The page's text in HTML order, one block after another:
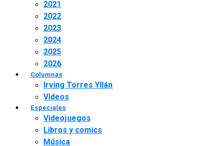
2021
2022
2023
2024
2025
2026
Columnas
Irving Torres Yllán
Videos
Especiales
Videojuegos
Libros y comics
Música